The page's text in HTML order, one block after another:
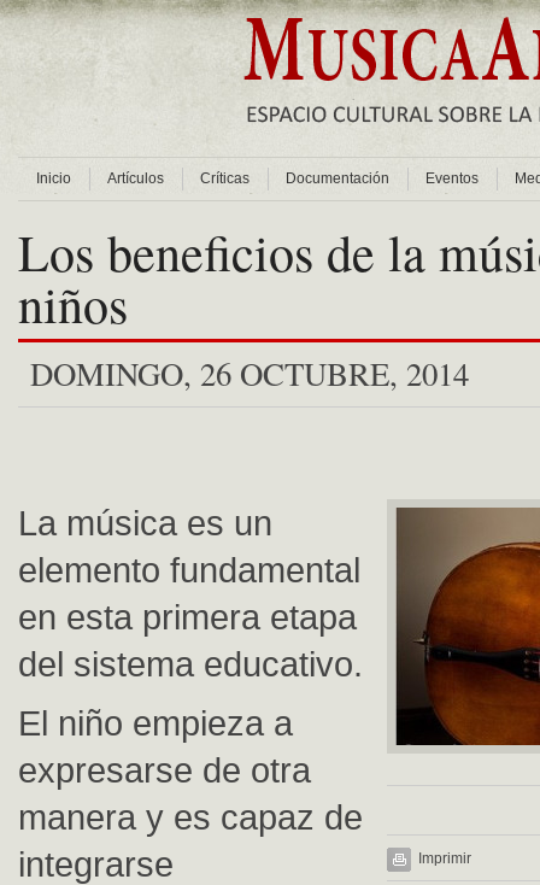
Inicio Artículos Críticas Documentación Eventos
Los beneficios de la
niños
DOMINGO, 26 OCTUBRE, 2014
Imprimir
La música es un
elemento fundamental
en esta primera etapa
del sistema educativo.
El niño empieza a
expresarse de otra
manera y es capaz de
integrarse